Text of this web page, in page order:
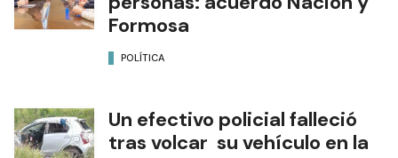
Formosa
POLÍTICA
Un efectivo policial falleció
tras volcar su vehículo en la